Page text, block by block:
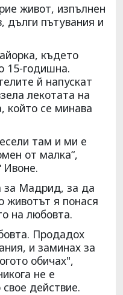
живот, изпълнен
дълги пътувания и
където
15-годишна.
й напускат
лекотата на
който се минава
там и ми е
от малка“,
Ивоне.
за Мадрид, за да
животът я понася
на любовта.
Продадох
и заминах за
обичах",
не е
действие.